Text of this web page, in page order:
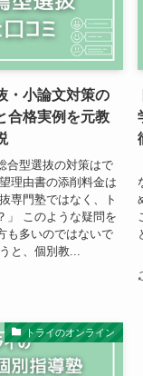
・小論文対策の
合格実例を元教
合型選抜の対策はで
理由書の添削料金は
専門塾ではなく、ト
」 このような疑問を
も多いのではないで
と、個別教...
トライのオンライン